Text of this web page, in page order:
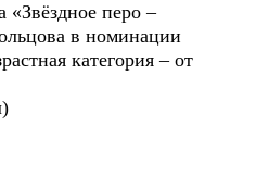
«Звёздное перо –
в номинации
категория – от